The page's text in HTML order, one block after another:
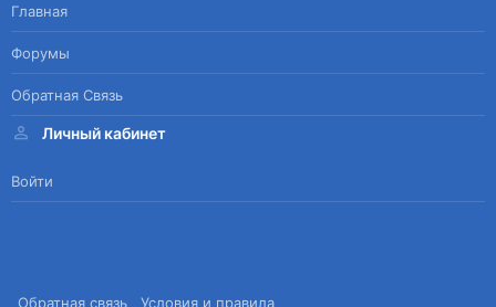
Главная
Форумы
Обратная Связь
Личный кабинет
Войти
Обратная связь Условия и правила